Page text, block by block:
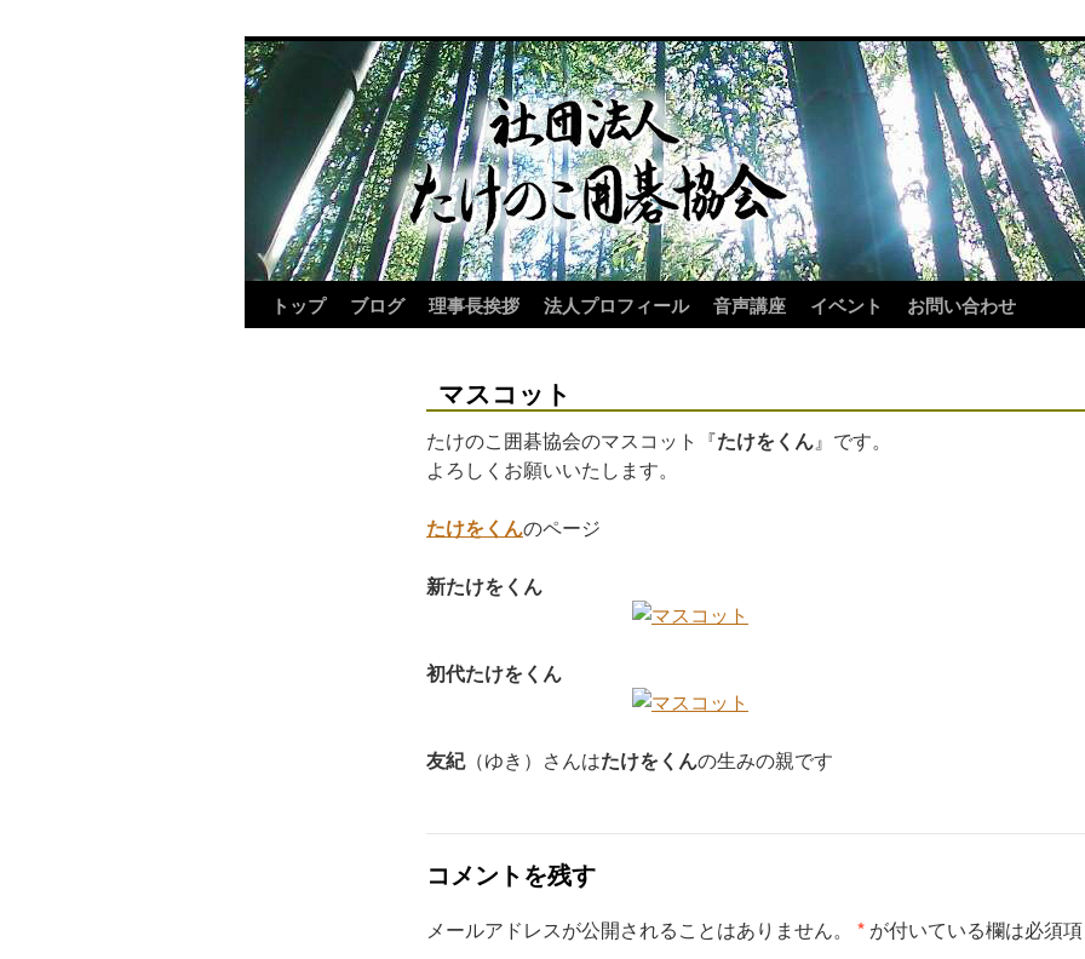
トップ ブログ 理事長挨拶 法人プロフィール 音声講座 イベント お問い合わせ
マスコット
たけのこ囲碁協会のマスコット『たけをくん』です。
よろしくお願いいたします。
たけをくんのページ
新たけをくん
初代たけをくん
友紀（ゆき）さんはたけをくんの生みの親です
コメントを残す
メールアドレスが公開されることはありません。 * が付いている欄は必須